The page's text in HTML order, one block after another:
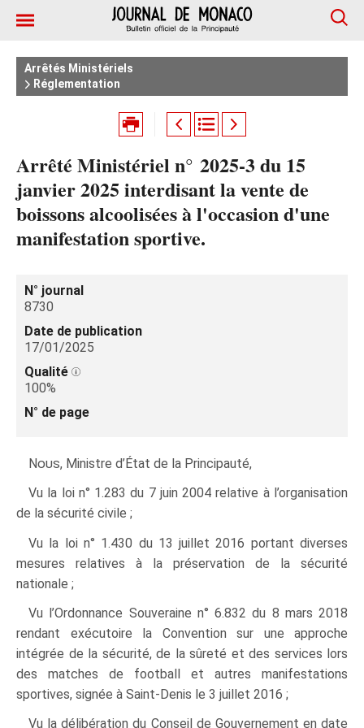
Arrêtés Ministériels
Réglementation
Arrêté Ministériel n° 2025-3 du 15
janvier 2025 interdisant la vente de
boissons alcoolisées à l'occasion d'une
manifestation sportive.
N° journal
8730
Date de publication
17/01/2025
Qualité
100%
N° de page
Nous, Ministre d’État de la Principauté,
Vu la loi n° 1.283 du 7 juin 2004 relative à l’organisation
de la sécurité civile ;
Vu la loi n° 1.430 du 13 juillet 2016 portant diverses
mesures relatives à la préservation de la sécurité
nationale ;
Vu l’Ordonnance Souveraine n° 6.832 du 8 mars 2018
rendant exécutoire la Convention sur une approche
intégrée de la sécurité, de la sûreté et des services lors
des matches de football et autres manifestations
sportives, signée à Saint-Denis le 3 juillet 2016 ;
Vu la délibération du Conseil de Gouvernement en date